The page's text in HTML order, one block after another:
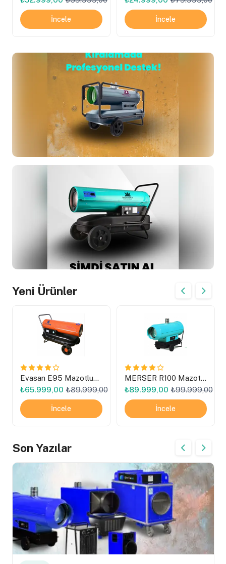
İncele İncele
Yeni Ürünler
Evasan E95 Mazotlu
Isıtıcı
₺65.999,00 ₺89.999,00
İncele
MERSER R100 Mazotlu
Isımak Isıtıcı
₺89.999,00 ₺99.999,00
İncele
Son Yazılar